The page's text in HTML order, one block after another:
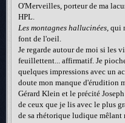
O'Merveilles, porteur de ma
HPL.
Les montagnes hallucinées, qui
font de l'oeil.
Je regarde autour de moi si les
feuillettent... affirmatif. Je
quelques impressions avec un
doute mon manque d'érudition
Gérard Klein et le précité
de ceux que je lis avec le plus
de sa rhétorique ludique